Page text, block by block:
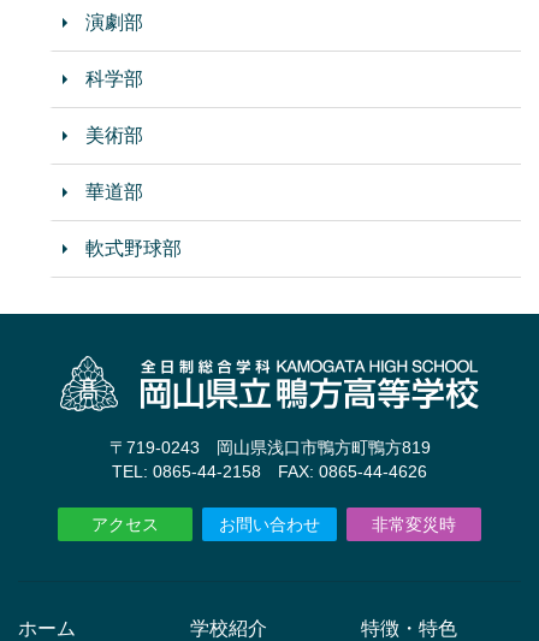
演劇部
科学部
美術部
華道部
軟式野球部
〒719-0243 岡山県浅口市鴨方町鴨方819
TEL: 0865-44-2158 FAX: 0865-44-4626
アクセス お問い合わせ 非常変災時
ホーム 学校紹介 特徴・特色